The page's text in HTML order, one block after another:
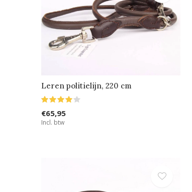
Leren politielijn, 220 cm
€65,95
Incl. btw